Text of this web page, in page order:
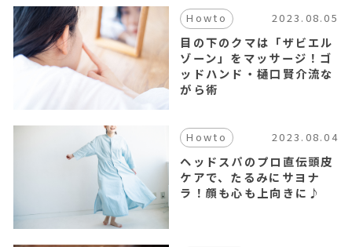
Howto 2023.08.05
目の下のクマは「ザビエル
ゾーン」をマッサージ！ゴ
ッドハンド・樋口賢介流な
がら術
Howto 2023.08.04
ヘッドスパのプロ直伝頭皮
ケアで、たるみにサヨナ
ラ！顔も心も上向きに♪